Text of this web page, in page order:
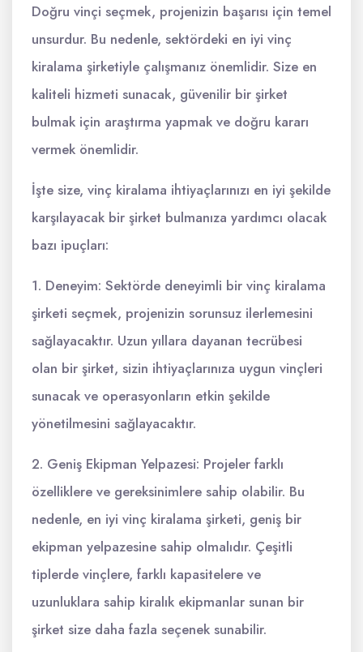
Doğru vinçi seçmek, projenizin başarısı için temel
unsurdur. Bu nedenle, sektördeki en iyi vinç
kiralama şirketiyle çalışmanız önemlidir. Size en
kaliteli hizmeti sunacak, güvenilir bir şirket
bulmak için araştırma yapmak ve doğru kararı
vermek önemlidir.
İşte size, vinç kiralama ihtiyaçlarınızı en iyi şekilde
karşılayacak bir şirket bulmanıza yardımcı olacak
bazı ipuçları:
1. Deneyim: Sektörde deneyimli bir vinç kiralama
şirketi seçmek, projenizin sorunsuz ilerlemesini
sağlayacaktır. Uzun yıllara dayanan tecrübesi
olan bir şirket, sizin ihtiyaçlarınıza uygun vinçleri
sunacak ve operasyonların etkin şekilde
yönetilmesini sağlayacaktır.
2. Geniş Ekipman Yelpazesi: Projeler farklı
özelliklere ve gereksinimlere sahip olabilir. Bu
nedenle, en iyi vinç kiralama şirketi, geniş bir
ekipman yelpazesine sahip olmalıdır. Çeşitli
tiplerde vinçlere, farklı kapasitelere ve
uzunluklara sahip kiralık ekipmanlar sunan bir
şirket size daha fazla seçenek sunabilir.